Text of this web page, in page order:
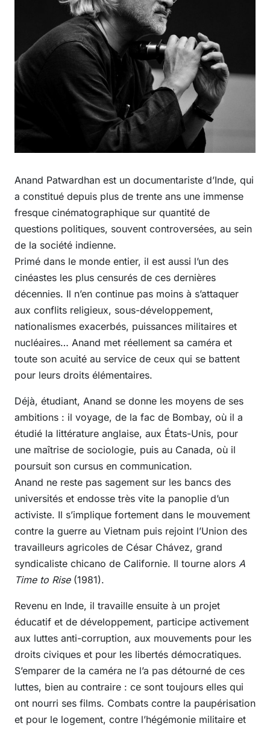
Anand Patwardhan est un documentariste d’Inde, qui
a constitué depuis plus de trente ans une immense
fresque cinématographique sur quantité de
questions politiques, souvent controversées, au sein
de la société indienne.
Primé dans le monde entier, il est aussi l’un des
cinéastes les plus censurés de ces dernières
décennies. Il n’en continue pas moins à s’attaquer
aux conflits religieux, sous-développement,
nationalismes exacerbés, puissances militaires et
nucléaires… Anand met réellement sa caméra et
toute son acuité au service de ceux qui se battent
pour leurs droits élémentaires.
Déjà, étudiant, Anand se donne les moyens de ses
ambitions : il voyage, de la fac de Bombay, où il a
étudié la littérature anglaise, aux États-Unis, pour
une maîtrise de sociologie, puis au Canada, où il
poursuit son cursus en communication.
Anand ne reste pas sagement sur les bancs des
universités et endosse très vite la panoplie d’un
activiste. Il s’implique fortement dans le mouvement
contre la guerre au Vietnam puis rejoint l’Union des
travailleurs agricoles de César Chávez, grand
syndicaliste chicano de Californie. Il tourne alors A
Time to Rise(1981).
Revenu en Inde, il travaille ensuite à un projet
éducatif et de développement, participe activement
aux luttes anti-corruption, aux mouvements pour les
droits civiques et pour les libertés démocratiques.
S’emparer de la caméra ne l’a pas détourné de ces
luttes, bien au contraire : ce sont toujours elles qui
ont nourri ses films. Combats contre la paupérisation
et pour le logement, contre l’hégémonie militaire et